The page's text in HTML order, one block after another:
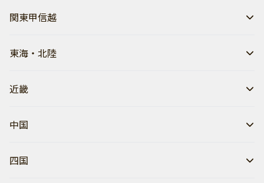
関東甲信越
東海・北陸
近畿
中国
四国